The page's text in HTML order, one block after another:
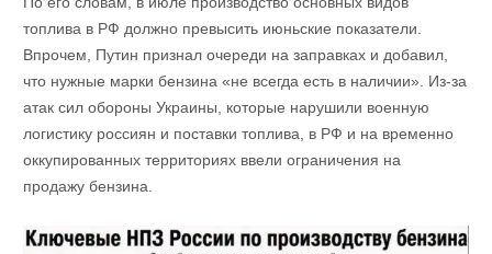
топлива в РФ должно превысить июньские показатели.
Впрочем, Путин признал очереди на заправках и добавил,
что нужные марки бензина «не всегда есть в наличии». Из-за
атак сил обороны Украины, которые нарушили военную
логистику россиян и поставки топлива, в РФ и на временно
оккупированных территориях ввели ограничения на
продажу бензина.